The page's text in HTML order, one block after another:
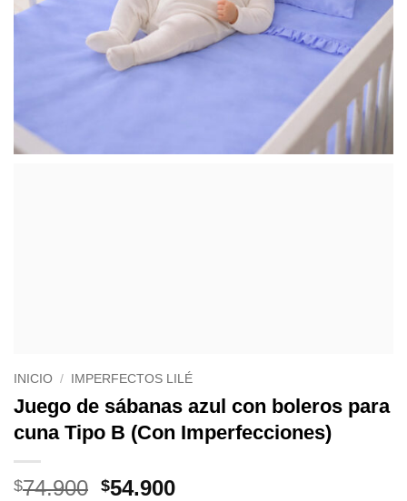
INICIO / IMPERFECTOS LILÉ
Juego de sábanas azul con boleros para
cuna Tipo B (Con Imperfecciones)
$74.900 El
$54.900El